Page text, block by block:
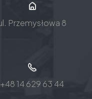
Przemysłowa 8
+48 14 629 63 44